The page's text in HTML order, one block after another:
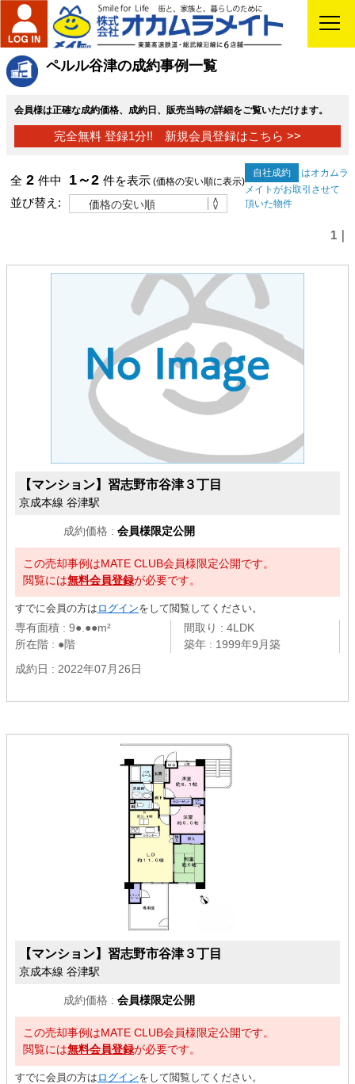
ペルル谷津の成約事例一覧
会員様は正確な成約価格、成約日、販売当時の詳細をご覧いただけます。
完全無料 登録1分!! 新規会員登録はこちら >>
全 2 件中 1～2 件を表示 (価格の安い順に表示)
並び替え:
自社成約
はオカムラ
メイトがお取引させて
頂いた物件
1｜
【マンション】 習志野市谷津３丁目
京成本線 谷津駅
成約価格 : 会員様限定公開
この売却事例はMATE CLUB会員様限定公開です。
閲覧には無料会員登録が必要です。
すでに会員の方は ログインをして閲覧してください。
専有面積 : 9●.●●m²
所在階 : ●階
間取り : 4LDK
築年 : 1999年9月築
成約日 : 2022年07月26日
【マンション】 習志野市谷津３丁目
京成本線 谷津駅
成約価格 : 会員様限定公開
この売却事例はMATE CLUB会員様限定公開です。
閲覧には無料会員登録が必要です。
すでに会員の方は ログインをして閲覧してください。